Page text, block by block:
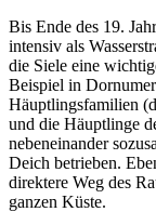
Bis Ende des 19.
intensiv als
die Siele eine
Beispiel in
Häuptlingsfamilien
und die Häuptlinge
nebeneinander
Deich betrieben.
direktere Weg des
ganzen Küste.